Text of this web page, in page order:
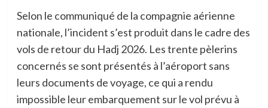
Selon le communiqué de la compagnie aérienne
nationale, l’incident s’est produit dans le cadre des
vols de retour du Hadj 2026. Les trente pèlerins
concernés se sont présentés à l’aéroport sans
leurs documents de voyage, ce qui a rendu
impossible leur embarquement sur le vol prévu à